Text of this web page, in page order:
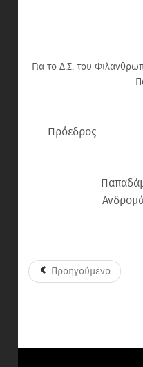
Για το Δ.Σ. του
Πρόεδρος Η
Παπαδάμου
Προηγούμενο